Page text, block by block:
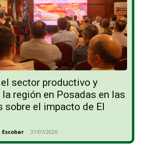
sector productivo y
región en Posadas en las
sobre el impacto de El
- 31/07/2026